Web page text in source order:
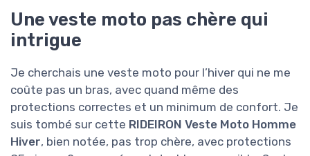
Une veste moto pas chère qui
intrigue
Je cherchais une veste moto pour l’hiver qui ne me
coûte pas un bras, avec quand même des
protections correctes et un minimum de confort. Je
suis tombé sur cette RIDEIRON Veste Moto Homme
Hiver, bien notée, pas trop chère, avec protections